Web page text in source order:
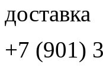
доставка
+7 (901)